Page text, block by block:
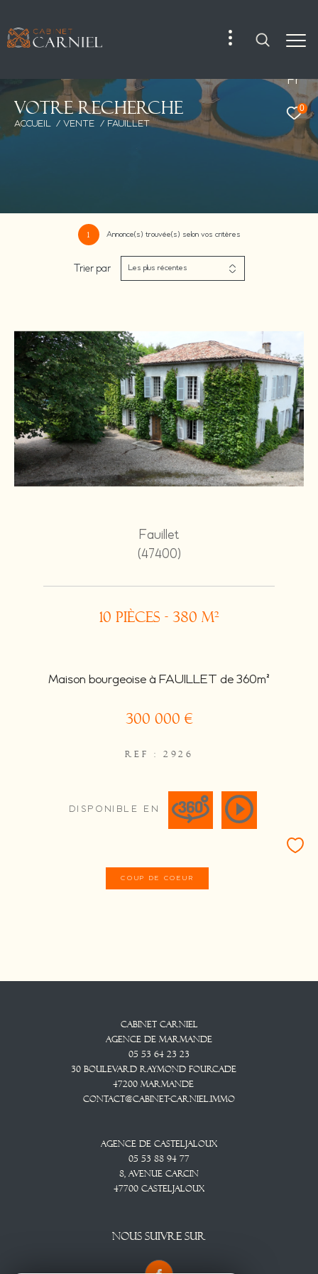
Fr
0
Votre recherche
ACCUEIL VENTE FAUILLET
1 Annonce(s) trouvée(s) selon vos critères
Trier par Les plus récentes
Fauillet
(47400)
10 pièces - 380 m²
Maison bourgeoise à FAUILLET de 360m²
300 000 €
REF : 2926
DISPONIBLE EN
COUP DE COEUR
Cabinet CARNIEL
Agence De Marmande
05 53 64 23 23
30 Boulevard Raymond Fourcade
47200
Marmande
contact@cabinet-carniel.immo
Agence De Casteljaloux
05 53 88 94 77
8, Avenue CARCIN
47700
CASTELJALOUX
NOUS SUIVRE SUR